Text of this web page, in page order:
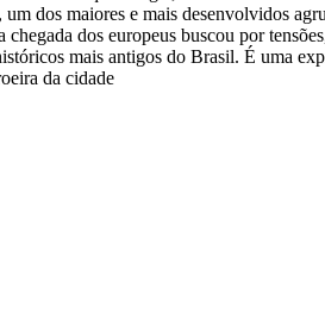
dos maiores e mais desenvolvidos
dos europeus buscou por
mais antigos do Brasil. É uma
da cidade